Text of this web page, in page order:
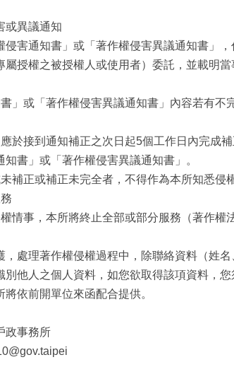
或異議通知
侵害通知書」或「著作權侵害異議通知書」
授權之被授權人或使用者）委託，並載明當
」或「著作權侵害異議通知書」內容若有不
於接到通知補正之次日起5個工作日內完成
書」或「著作權侵害異議通知書」。
補正或補正未完全者，不得作為本所知悉侵
情事，本所將終止全部或部分服務（著作權
，處理著作權侵權過程中，除聯絡資料（姓
別他人之個人資料，如您欲取得該項資料，
依前開單位來函配合提供。
政事務所